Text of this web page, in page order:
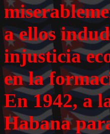
a ellos
injusticia
en la
En 1942, a
Habana